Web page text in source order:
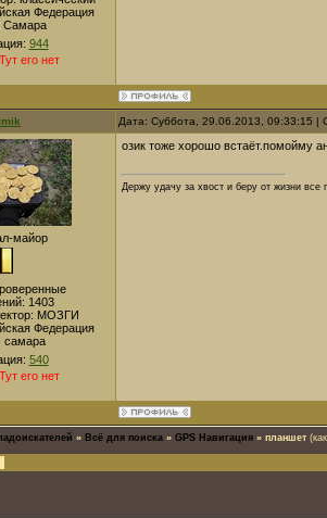
Федерация
Самара
944
Тут его нет
Дата: Суббота, 29.06.2013, 09:33:15
майор
1403
МОЗГИ
Федерация
самара
540
Тут его нет
озик тоже хорошо встаёт.помойму
Держу удачу за хвост и беру от жизни все
» Всё для поиска » GPS Навигация » планшет